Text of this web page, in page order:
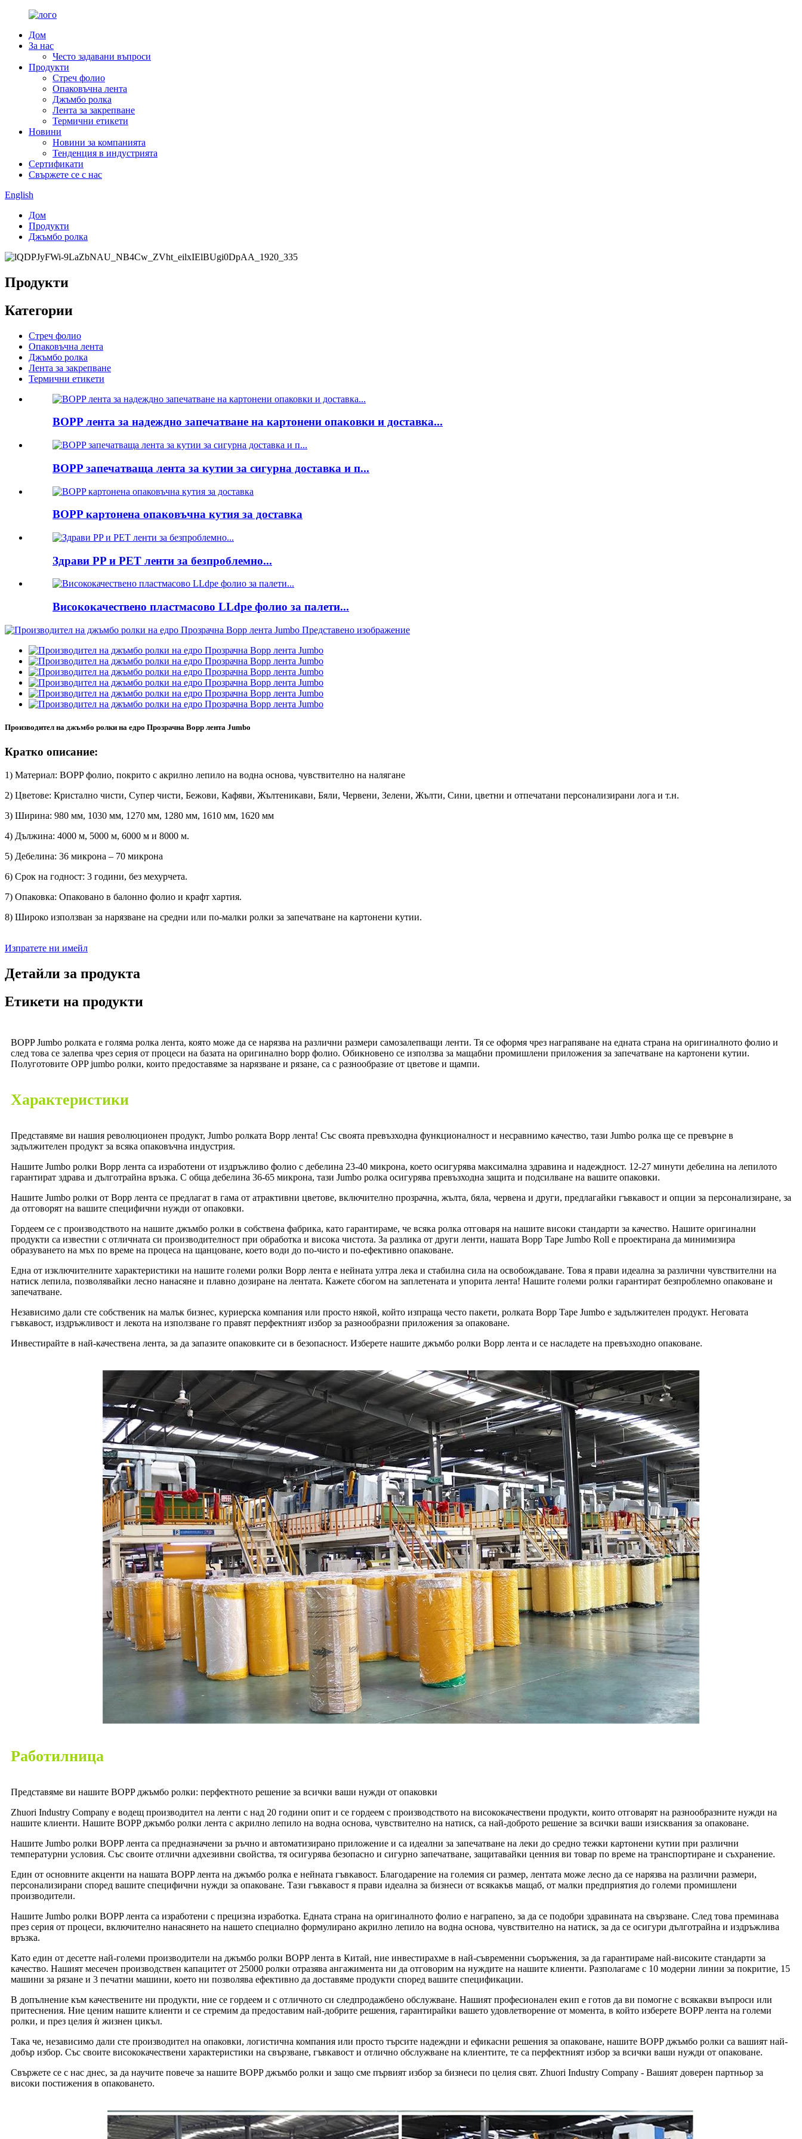
Дом
За нас
Често задавани въпроси
Продукти
Стреч фолио
Опаковъчна лента
Джъмбо ролка
Лента за закрепване
Термични етикети
Новини
Новини за компанията
Тенденция в индустрията
Сертификати
Свържете се с нас
English
Дом
Продукти
Джъмбо ролка
Продукти
Категории
Стреч фолио
Опаковъчна лента
Джъмбо ролка
Лента за закрепване
Термични етикети
BOPP лента за надеждно запечатване на картонени опаковки и доставка...
BOPP запечатваща лента за кутии за сигурна доставка и п...
BOPP картонена опаковъчна кутия за доставка
Здрави PP и PET ленти за безпроблемно...
Висококачествено пластмасово LLdpe фолио за палети...
Производител на джъмбо ролки на едро Прозрачна Bopp лента Jumbo
Кратко описание:
1) Материал: BOPP фолио, покрито с акрилно лепило на водна основа, чувствително на налягане
2) Цветове: Кристално чисти, Супер чисти, Бежови, Кафяви, Жълтеникави, Бяли, Червени, Зелени, Жълти, Сини, цветни и отпечатани персонализирани лога и т.н.
3) Ширина: 980 мм, 1030 мм, 1270 мм, 1280 мм, 1610 мм, 1620 мм
4) Дължина: 4000 м, 5000 м, 6000 м и 8000 м.
5) Дебелина: 36 микрона – 70 микрона
6) Срок на годност: 3 години, без мехурчета.
7) Опаковка: Опаковано в балонно фолио и крафт хартия.
8) Широко използван за нарязване на средни или по-малки ролки за запечатване на картонени кутии.
Изпратете ни имейл
Детайли за продукта
Етикети на продукти
BOPP Jumbo ролката е голяма ролка лента, която може да се нарязва на различни размери самозалепващи ленти. Тя се оформя чрез награпяване на едната страна на оригиналното фолио и
след това се залепва чрез серия от процеси на базата на оригинално bopp фолио. Обикновено се използва за мащабни промишлени приложения за запечатване на картонени кутии.
Полуготовите OPP jumbo ролки, които предоставяме за нарязване и рязане, са с разнообразие от цветове и щампи.
Характеристики
Представяме ви нашия революционен продукт, Jumbo ролката Bopp лента! Със своята превъзходна функционалност и несравнимо качество, тази Jumbo ролка ще се превърне в
задължителен продукт за всяка опаковъчна индустрия.
Нашите Jumbo ролки Bopp лента са изработени от издръжливо фолио с дебелина 23-40 микрона, което осигурява максимална здравина и надеждност. 12-27 минути дебелина на лепилото
гарантират здрава и дълготрайна връзка. С обща дебелина 36-65 микрона, тази Jumbo ролка осигурява превъзходна защита и подсилване на вашите опаковки.
Нашите Jumbo ролки от Bopp лента се предлагат в гама от атрактивни цветове, включително прозрачна, жълта, бяла, червена и други, предлагайки гъвкавост и опции за персонализиране, за
да отговорят на вашите специфични нужди от опаковки.
Гордеем се с производството на нашите джъмбо ролки в собствена фабрика, като гарантираме, че всяка ролка отговаря на нашите високи стандарти за качество. Нашите оригинални
продукти са известни с отличната си производителност при обработка и висока чистота. За разлика от други ленти, нашата Bopp Tape Jumbo Roll е проектирана да минимизира
образуването на мъх по време на процеса на щанцоване, което води до по-чисто и по-ефективно опаковане.
Една от изключителните характеристики на нашите големи ролки Bopp лента е нейната ултра лека и стабилна сила на освобождаване. Това я прави идеална за различни чувствителни на
натиск лепила, позволявайки лесно нанасяне и плавно дозиране на лентата. Кажете сбогом на заплетената и упорита лента! Нашите големи ролки гарантират безпроблемно опаковане и
запечатване.
Независимо дали сте собственик на малък бизнес, куриерска компания или просто някой, който изпраща често пакети, ролката Bopp Tape Jumbo е задължителен продукт. Неговата
гъвкавост, издръжливост и лекота на използване го правят перфектният избор за разнообразни приложения за опаковане.
Инвестирайте в най-качествена лента, за да запазите опаковките си в безопасност. Изберете нашите джъмбо ролки Bopp лента и се насладете на превъзходно опаковане.
Работилница
Представяме ви нашите BOPP джъмбо ролки: перфектното решение за всички ваши нужди от опаковки
Zhuori Industry Company е водещ производител на ленти с над 20 години опит и се гордеем с производството на висококачествени продукти, които отговарят на разнообразните нужди на
нашите клиенти. Нашите BOPP джъмбо ролки лента с акрилно лепило на водна основа, чувствително на натиск, са най-доброто решение за всички ваши изисквания за опаковане.
Нашите Jumbo ролки BOPP лента са предназначени за ръчно и автоматизирано приложение и са идеални за запечатване на леки до средно тежки картонени кутии при различни
температурни условия. Със своите отлични адхезивни свойства, тя осигурява безопасно и сигурно запечатване, защитавайки ценния ви товар по време на транспортиране и съхранение.
Един от основните акценти на нашата BOPP лента на джъмбо ролка е нейната гъвкавост. Благодарение на големия си размер, лентата може лесно да се нарязва на различни размери,
персонализирани според вашите специфични нужди за опаковане. Тази гъвкавост я прави идеална за бизнеси от всякакъв мащаб, от малки предприятия до големи промишлени
производители.
Нашите Jumbo ролки BOPP лента са изработени с прецизна изработка. Едната страна на оригиналното фолио е награпено, за да се подобри здравината на свързване. След това преминава
през серия от процеси, включително нанасянето на нашето специално формулирано акрилно лепило на водна основа, чувствително на натиск, за да се осигури дълготрайна и издръжлива
връзка.
Като един от десетте най-големи производители на джъмбо ролки BOPP лента в Китай, ние инвестирахме в най-съвременни съоръжения, за да гарантираме най-високите стандарти за
качество. Нашият месечен производствен капацитет от 25000 ролки отразява ангажимента ни да отговорим на нуждите на нашите клиенти. Разполагаме с 10 модерни линии за покритие, 15
машини за рязане и 3 печатни машини, което ни позволява ефективно да доставяме продукти според вашите спецификации.
В допълнение към качествените ни продукти, ние се гордеем и с отличното си следпродажбено обслужване. Нашият професионален екип е готов да ви помогне с всякакви въпроси или
притеснения. Ние ценим нашите клиенти и се стремим да предоставим най-добрите решения, гарантирайки вашето удовлетворение от момента, в който изберете BOPP лента на големи
ролки, и през целия ѝ жизнен цикъл.
Така че, независимо дали сте производител на опаковки, логистична компания или просто търсите надеждни и ефикасни решения за опаковане, нашите BOPP джъмбо ролки са вашият най-
добър избор. Със своите висококачествени характеристики на свързване, гъвкавост и отлично обслужване на клиентите, те са перфектният избор за всички ваши нужди от опаковане.
Свържете се с нас днес, за да научите повече за нашите BOPP джъмбо ролки и защо сме първият избор за бизнеси по целия свят. Zhuori Industry Company - Вашият доверен партньор за
високи постижения в опаковането.